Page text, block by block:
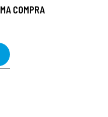
COMPRA